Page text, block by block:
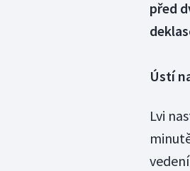
před
Ústí
Lvi